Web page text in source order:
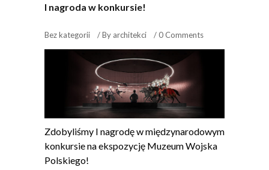
I nagroda w konkursie!
Bez kategorii By architekci 0 Comments
Zdobyliśmy I nagrodę w międzynarodowym
konkursie na ekspozycję Muzeum Wojska
Polskiego!